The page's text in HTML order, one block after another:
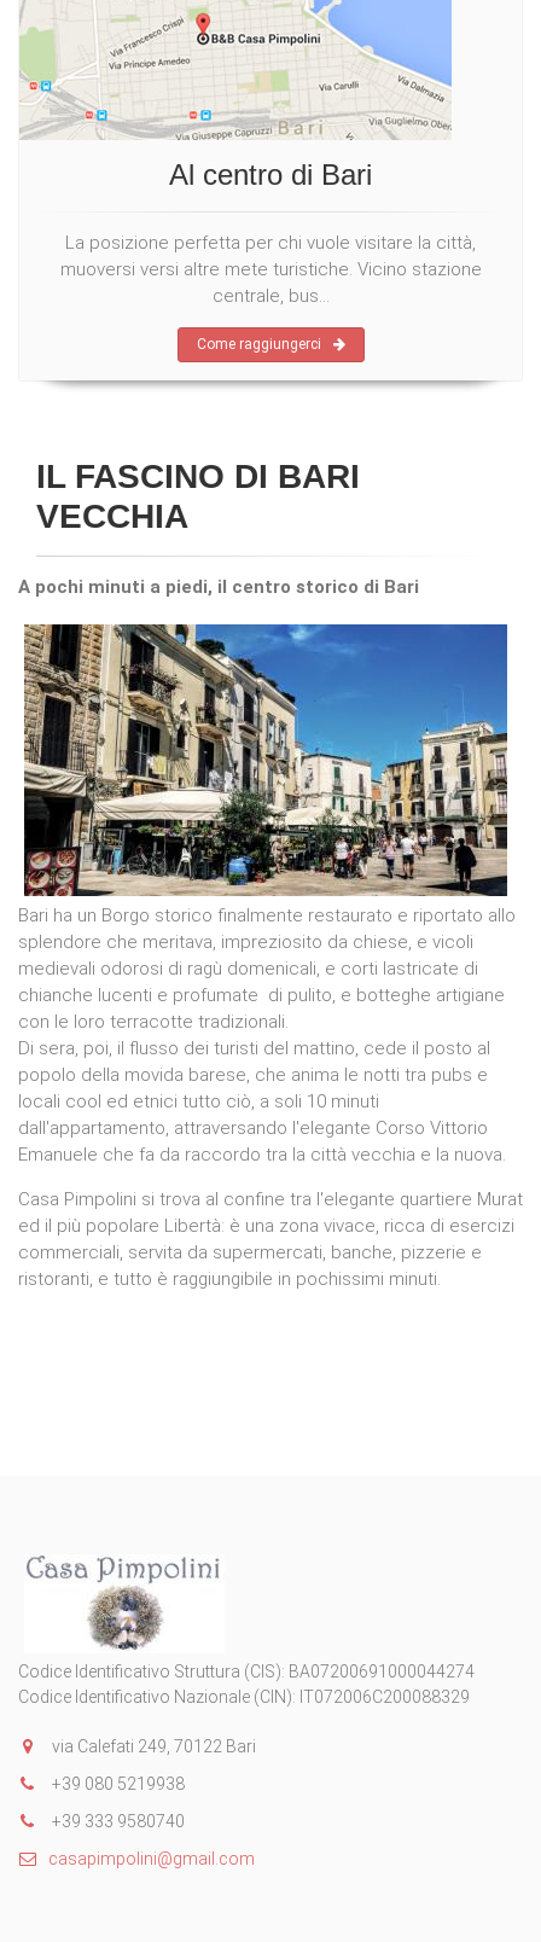
Al centro di Bari
La posizione perfetta per chi vuole visitare la città,
muoversi versi altre mete turistiche. Vicino stazione
centrale, bus...
Come raggiungerci
IL FASCINO DI BARI
VECCHIA
A pochi minuti a piedi, il centro storico di Bari
Bari ha un Borgo storico finalmente restaurato e riportato allo
splendore che meritava, impreziosito da chiese, e vicoli
medievali odorosi di ragù domenicali, e corti lastricate di
chianche lucenti e profumate di pulito, e botteghe artigiane
con le loro terracotte tradizionali.
Di sera, poi, il flusso dei turisti del mattino, cede il posto al
popolo della movida barese, che anima le notti tra pubs e
locali cool ed etnici tutto ciò, a soli 10 minuti
dall'appartamento, attraversando l'elegante Corso Vittorio
Emanuele che fa da raccordo tra la città vecchia e la nuova.
Casa Pimpolini si trova al confine tra l'elegante quartiere Murat
ed il più popolare Libertà: è una zona vivace, ricca di esercizi
commerciali, servita da supermercati, banche, pizzerie e
ristoranti, e tutto è raggiungibile in pochissimi minuti.
Codice Identificativo Struttura (CIS): BA07200691000044274
Codice Identificativo Nazionale (CIN): IT072006C200088329
via Calefati 249, 70122 Bari
+39 080 5219938
+39 333 9580740
casapimpolini@gmail.com